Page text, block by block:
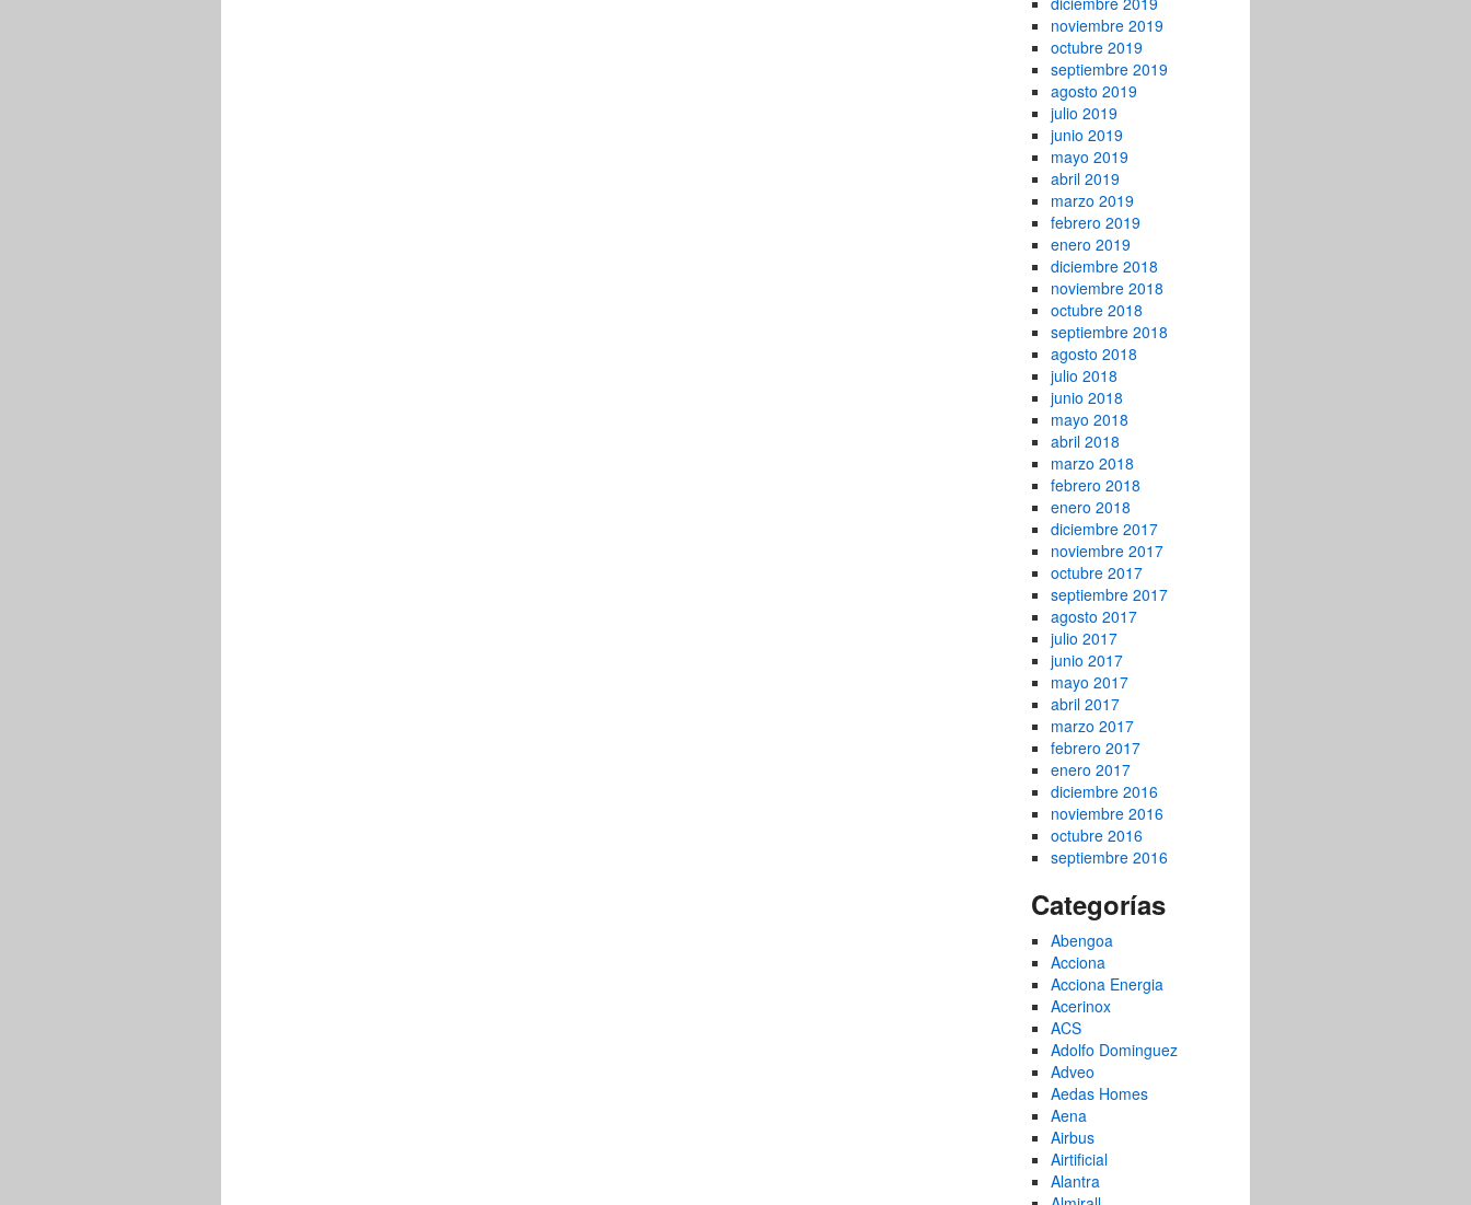
noviembre 2019
octubre 2019
septiembre 2019
agosto 2019
julio 2019
junio 2019
mayo 2019
abril 2019
marzo 2019
febrero 2019
enero 2019
diciembre 2018
noviembre 2018
octubre 2018
septiembre 2018
agosto 2018
julio 2018
junio 2018
mayo 2018
abril 2018
marzo 2018
febrero 2018
enero 2018
diciembre 2017
noviembre 2017
octubre 2017
septiembre 2017
agosto 2017
julio 2017
junio 2017
mayo 2017
abril 2017
marzo 2017
febrero 2017
enero 2017
diciembre 2016
noviembre 2016
octubre 2016
septiembre 2016
Categorías
Abengoa
Acciona
Acciona Energia
Acerinox
ACS
Adolfo Dominguez
Adveo
Aedas Homes
Aena
Airbus
Airtificial
Alantra